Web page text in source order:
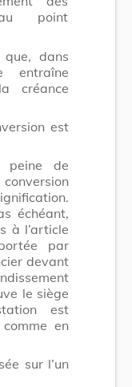
point
dans
entraîne
créance
est
peine de
échéant,
à l’article
par
devant
le siège
est
en
sur l’un